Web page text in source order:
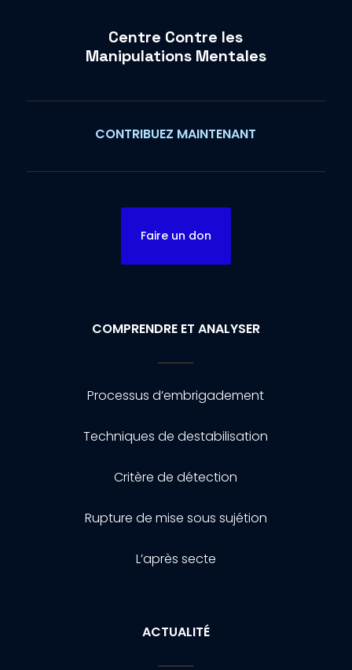
Centre Contre les
Manipulations Mentales
CONTRIBUEZ MAINTENANT
Faire un don
COMPRENDRE ET ANALYSER
Processus d’embrigadement
Techniques de destabilisation
Critère de détection
Rupture de mise sous sujétion
L’après secte
ACTUALITÉ